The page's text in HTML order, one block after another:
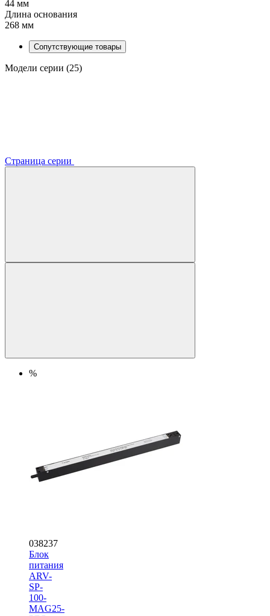
44 мм
Длина основания
268 мм
Сопутствующие товары
Модели серии (25)
Страница серии
%
038237
Блок
питания
ARV-
SP-
100-
MAG25-